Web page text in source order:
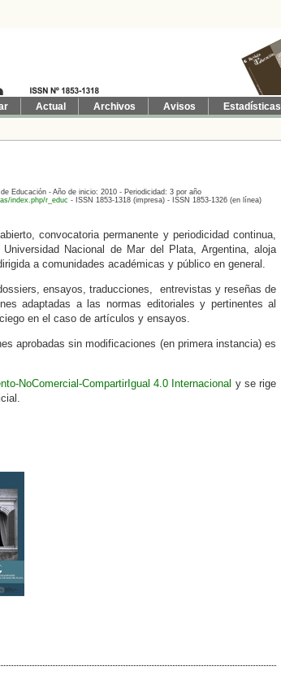
Actual Archivos Avisos Estadísticas
Educación - Año de inicio: 2010 - Periodicidad: 3 por año
index.php/r_educ - ISSN 1853-1318 (impresa) - ISSN 1853-1326 (en línea)
convocatoria permanente y periodicidad continua,
Nacional de Mar del Plata, Argentina, aloja
a comunidades académicas y público en general.
, ensayos, traducciones, entrevistas y reseñas de
adaptadas a las normas editoriales y pertinentes al
en el caso de artículos y ensayos.
aprobadas sin modificaciones (en primera instancia) es
NoComercial-CompartirIgual 4.0 Internacional y se rige